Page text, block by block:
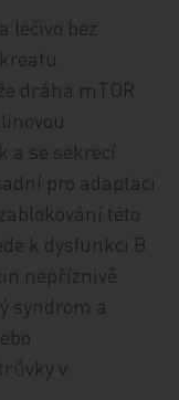
léčivo bez
dráha mTOR
a se sekrecí
pro adaptaci
této
k dysfunkci B
nepříznivě
syndrom a
v